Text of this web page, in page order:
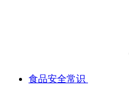
食品安全常识